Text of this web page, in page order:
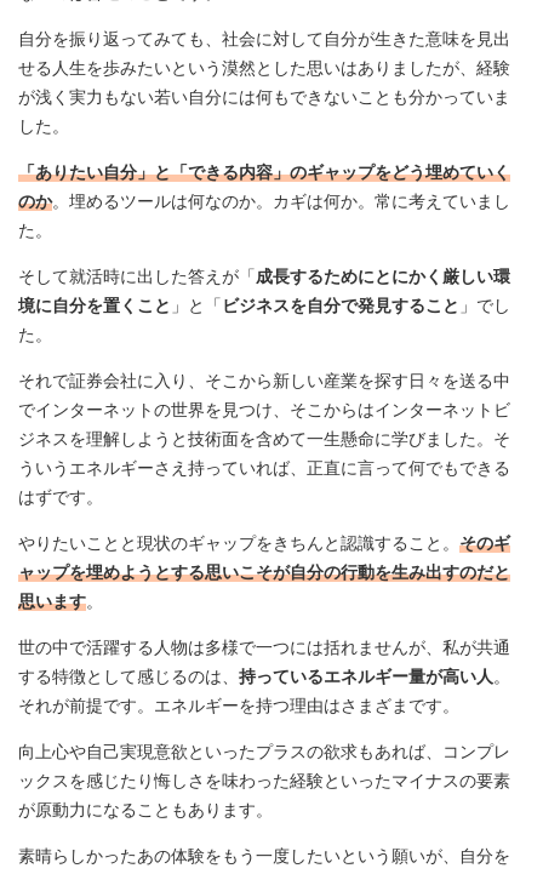
自分を振り返ってみても、社会に対して自分が生きた意味を見出
せる人生を歩みたいという漠然とした思いはありましたが、経験
が浅く実力もない若い自分には何もできないことも分かっていま
した。
「ありたい自分」と「できる内容」のギャップをどう埋めていく
のか。埋めるツールは何なのか。カギは何か。常に考えていまし
た。
そして就活時に出した答えが「成長するためにとにかく厳しい環
境に自分を置くこと 」と「 ビジネスを自分で発見すること 」でし
た。
それで証券会社に入り、そこから新しい産業を探す日々を送る中
でインターネットの世界を見つけ、そこからはインターネットビ
ジネスを理解しようと技術面を含めて一生懸命に学びました。そ
ういうエネルギーさえ持っていれば、正直に言って何でもできる
はずです。
やりたいことと現状のギャップをきちんと認識すること。 そのギ
ャップを埋めようとする思いこそが自分の行動を生み出すのだと
思います。
世の中で活躍する人物は多様で一つには括れませんが、私が共通
する特徴として感じるのは、 持っているエネルギー量が高い人。
それが前提です。エネルギーを持つ理由はさまざまです。
向上心や自己実現意欲といったプラスの欲求もあれば、コンプレ
ックスを感じたり悔しさを味わった経験といったマイナスの要素
が原動力になることもあります。
素晴らしかったあの体験をもう一度したいという願いが、自分を